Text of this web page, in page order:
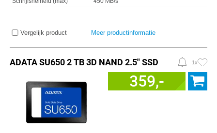
Vergelijk product Meer productinformatie
ADATA SU650 2 TB 3D NAND 2.5" SSD 1x
359,-